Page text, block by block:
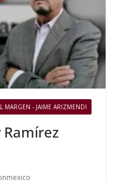
MARGEN - JAIME ARIZMENDI